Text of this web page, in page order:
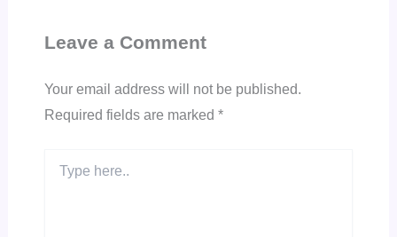
Leave a Comment
Your email address will not be published.
Required fields are marked *
here..